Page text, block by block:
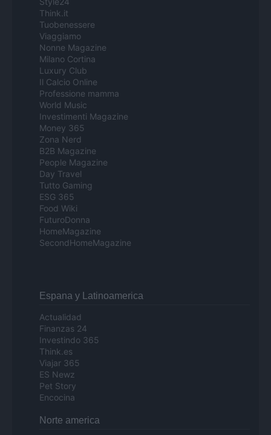
Think.it
Tuobenessere
Viaggiamo
Nonne Magazine
Milano Cortina
Luxury Club
Il Calcio Online
Professione mamma
World Music
Investimenti Magazine
Money 365
Zona Nerd
B2B Magazine
People Magazine
Day Travel
Tutto Gaming
ESG 365
Food Wiki
FuturoDonna
HomeMagazine
SecondHomeMagazine
Espana y Latinoamerica
Actualidad
Finanzas 24
Investindo 365
Think.es
Viajar 365
ES Newz
Pet Story
Encocina
Norte america